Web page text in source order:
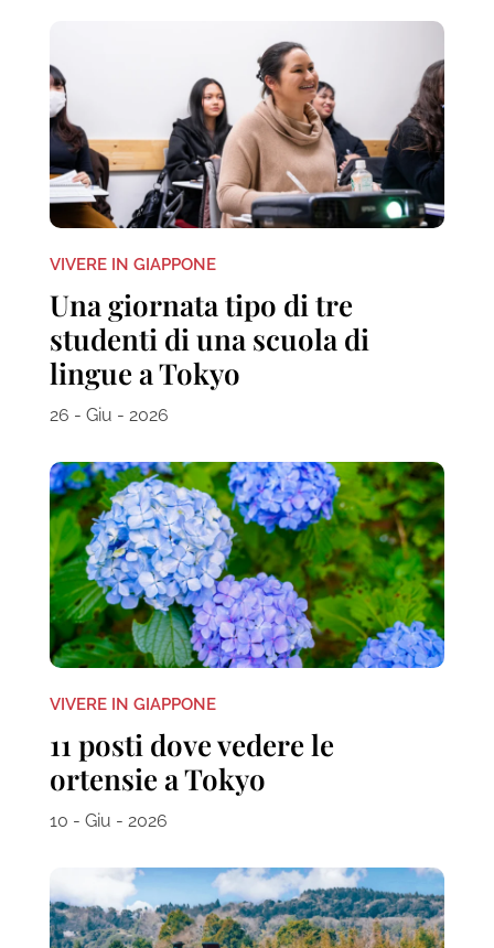
VIVERE IN GIAPPONE
Una giornata tipo di tre
studenti di una scuola di
lingue a Tokyo
26 - Giu - 2026
VIVERE IN GIAPPONE
11 posti dove vedere le
ortensie a Tokyo
10 - Giu - 2026